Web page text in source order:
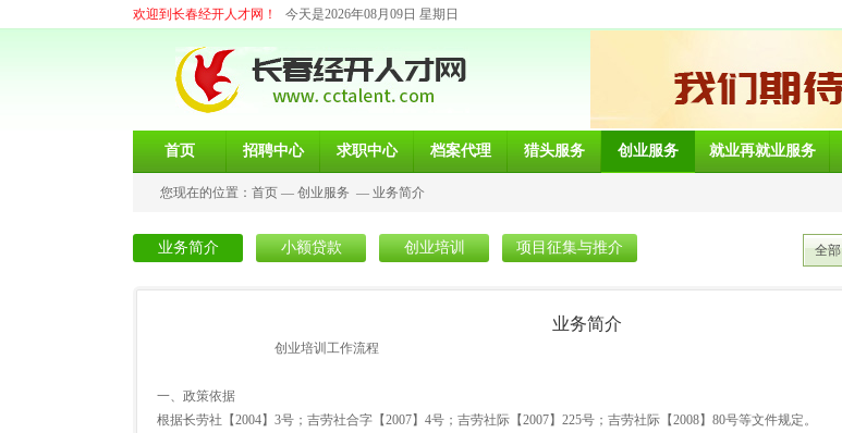
欢迎到长春经开人才网！ 今天是2026年08月09日 星期日
首页 招聘中心 求职中心 档案代理 猎头服务 创业服务 就业再就业服务
您现在的位置： 首页 — 创业服务 — 业务简介
业务简介 小额贷款 创业培训 项目征集与推介 全部
业务简介
创业培训工作流程
一、政策依据
根据长劳社【2004】3号；吉劳社合字【2007】4号；吉劳社际【2007】225号；吉劳社际【2008】80号等文件规定。